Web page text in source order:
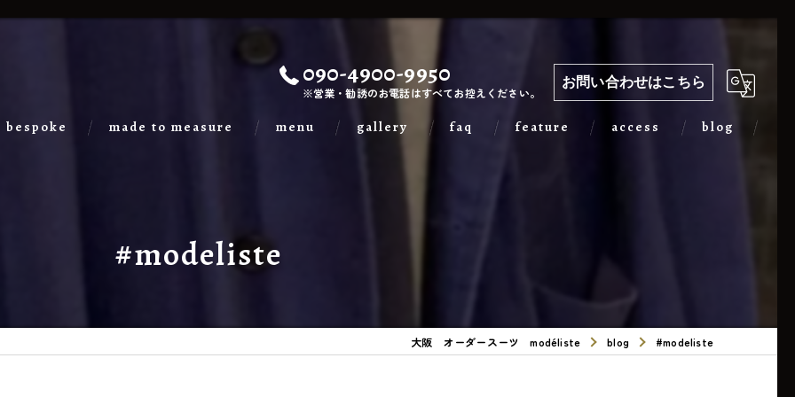
090-4900-9950
※営業・勧誘のお電話はすべてお控えください。
お問い合わせはこちら
bespoke made to measure menu gallery faq feature
レディース
access blog
#modeliste
大阪 オーダースーツ modéliste blog #modeliste